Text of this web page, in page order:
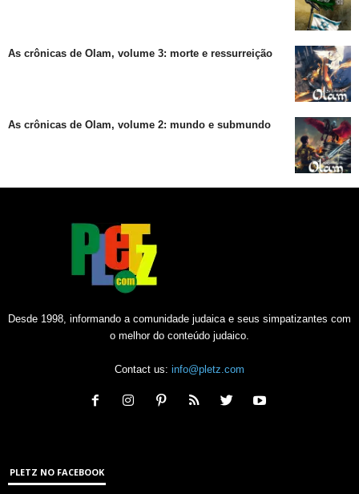
As crônicas de Olam, volume 3: morte e ressurreição
As crônicas de Olam, volume 2: mundo e submundo
Desde 1998, informando a comunidade judaica e seus simpatizantes com
o melhor do conteúdo judaico.
Contact us: info@pletz.com
PLETZ NO FACEBOOK